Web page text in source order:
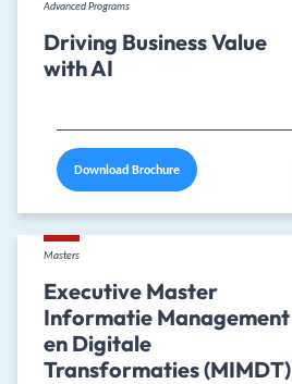
Advanced Programs
Driving Business Value
with AI
Download Brochure
Masters
Executive Master
Informatie Management
en Digitale
Transformaties (MIMDT)